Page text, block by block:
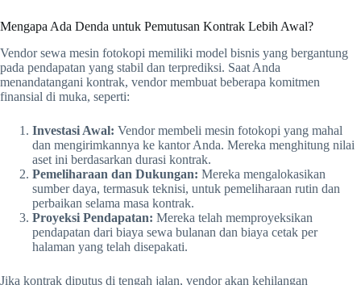
Mengapa Ada Denda untuk Pemutusan Kontrak Lebih Awal?
Vendor sewa mesin fotokopi memiliki model bisnis yang bergantung
pada pendapatan yang stabil dan terprediksi. Saat Anda
menandatangani kontrak, vendor membuat beberapa komitmen
finansial di muka, seperti:
Investasi Awal: Vendor membeli mesin fotokopi yang mahal
dan mengirimkannya ke kantor Anda. Mereka menghitung nilai
aset ini berdasarkan durasi kontrak.
Pemeliharaan dan Dukungan: Mereka mengalokasikan
sumber daya, termasuk teknisi, untuk pemeliharaan rutin dan
perbaikan selama masa kontrak.
Proyeksi Pendapatan: Mereka telah memproyeksikan
pendapatan dari biaya sewa bulanan dan biaya cetak per
halaman yang telah disepakati.
Jika kontrak diputus di tengah jalan, vendor akan kehilangan